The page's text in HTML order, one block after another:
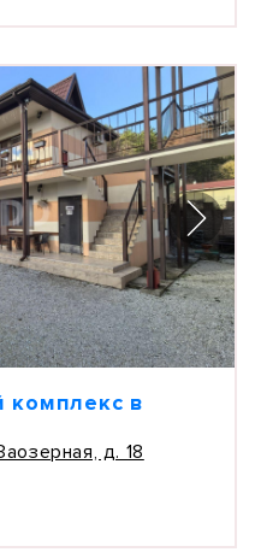
комплекс в
д. 18